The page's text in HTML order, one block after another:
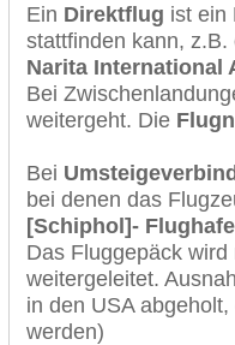
Ein Direktflug ist ein
stattfinden kann, z.B.
Narita International
Bei
weitergeht. Die
Bei
bei denen das
[Schiphol]-
Das Fluggepäck
weitergeleitet.
in den USA
werden)